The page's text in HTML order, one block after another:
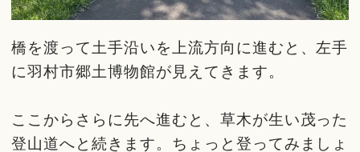
橋を渡って土手沿いを上流方向に進むと、左手
に羽村市郷土博物館が見えてきます。
ここからさらに先へ進むと、草木が生い茂った
登山道へと続きます。ちょっと登ってみましょ